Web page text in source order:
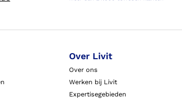
Over Livit
Over ons
Werken bij Livit
Expertisegebieden